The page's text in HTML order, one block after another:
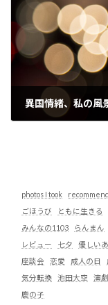
異国情緒、私の風
photos I took
ごほうび
ともに生きる
みんなの1103
らんまん
レビュー
七夕 優しい
座談会
恋愛 成人の日
気分転換
池田大空 演劇
鹿の子